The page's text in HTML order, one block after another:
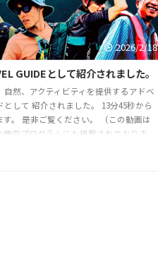
2026/2/18
GUIDEとして紹介されました。
然、アクティビティを提供するアドベ
して 紹介されました。 13分45秒から
。 是非ご覧ください。 （この動画は
機内プログラムにも掲載されておりま